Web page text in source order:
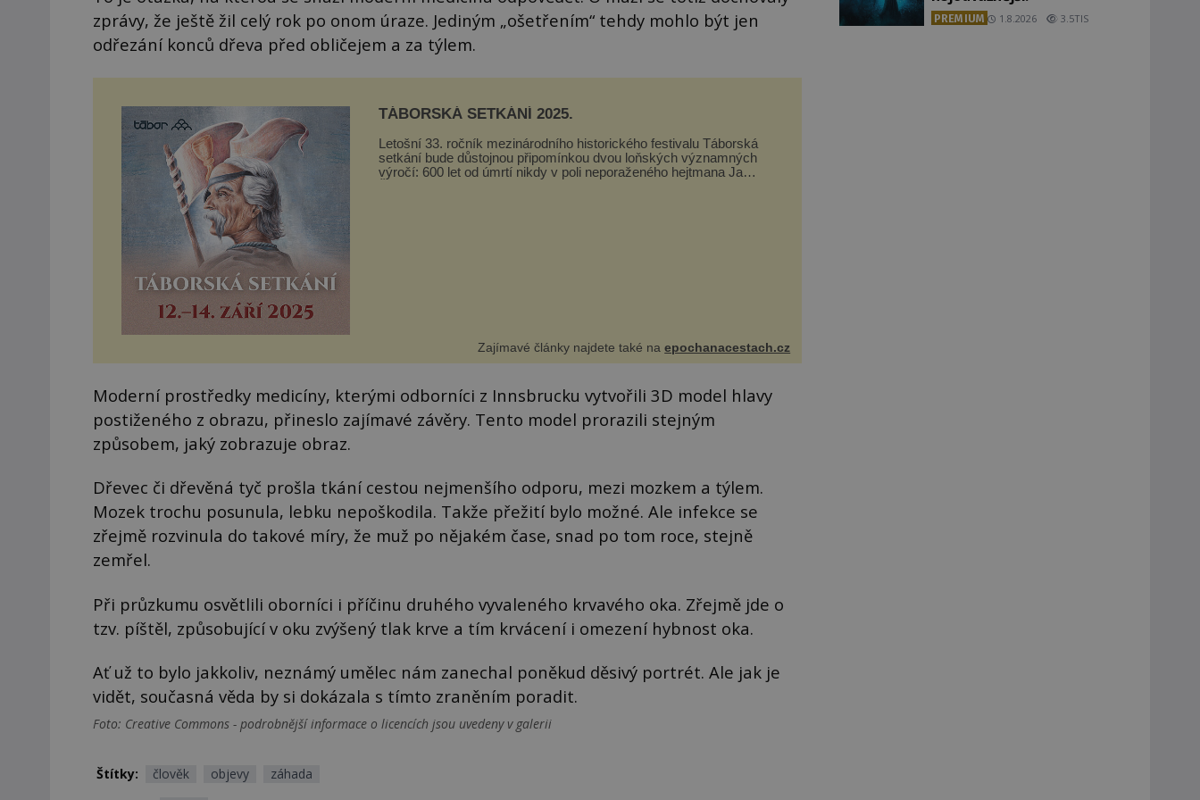
zprávy, že ještě žil celý rok po onom úraze. Jediným „ošetřením“ tehdy mohlo být jen
odřezání konců dřeva před obličejem a za týlem.
TÁBORSKÁ SETKÁNÍ 2025.
Letošní 33. ročník mezinárodního historického festivalu Táborská
setkání bude důstojnou připomínkou dvou loňských významných
výročí: 600 let od úmrtí nikdy v poli neporaženého hejtmana Jana
Zajímavé články najdete také naepochanacestach.cz
Moderní prostředky medicíny, kterými odborníci z Innsbrucku vytvořili 3D model hlavy
postiženého z obrazu, přineslo zajímavé závěry. Tento model prorazili stejným
způsobem, jaký zobrazuje obraz.
Dřevec či dřevěná tyč prošla tkání cestou nejmenšího odporu, mezi mozkem a týlem.
Mozek trochu posunula, lebku nepoškodila. Takže přežití bylo možné. Ale infekce se
zřejmě rozvinula do takové míry, že muž po nějakém čase, snad po tom roce, stejně
zemřel.
Při průzkumu osvětlili oborníci i příčinu druhého vyvaleného krvavého oka. Zřejmě jde o
tzv. píštěl, způsobující v oku zvýšený tlak krve a tím krvácení i omezení hybnost oka.
Ať už to bylo jakkoliv, neznámý umělec nám zanechal poněkud děsivý portrét. Ale jak je
vidět, současná věda by si dokázala s tímto zraněním poradit.
Foto: Creative Commons - podrobnější informace o licencích jsou uvedeny v galerii
Štítky: člověk objevy
záhada
PREMIUM 1.8.2026 3.5TIS